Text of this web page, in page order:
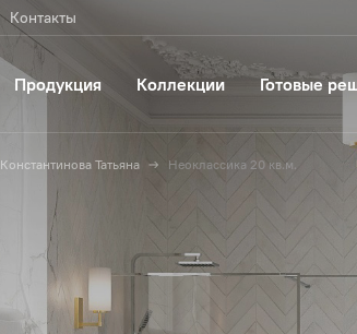
Контакты
Продукция Коллекции Готовые
Константинова Татьяна Неоклассика 20 кв.м.